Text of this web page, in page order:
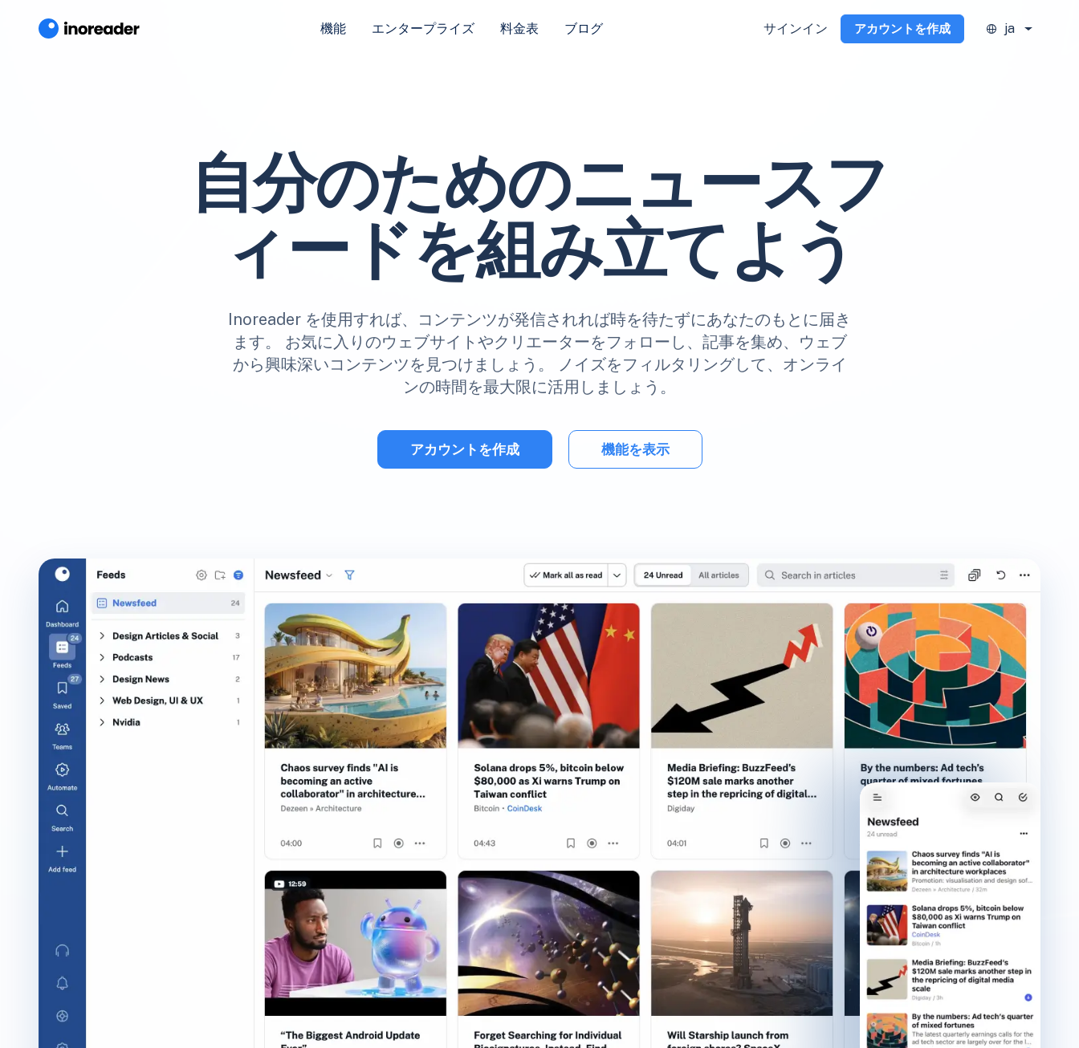
機能 エンタープライズ 料金表 ブログ サインイン アカウントを作成 ja
自分のためのニュースフ
ィードを組み立てよう
Inoreader を使用すれば、コンテンツが発信されれば時を待たずにあなたのもとに届き
ます。 お気に入りのウェブサイトやクリエーターをフォローし、記事を集め、ウェブ
から興味深いコンテンツを見つけましょう。 ノイズをフィルタリングして、オンライ
ンの時間を最大限に活用しましょう。
アカウントを作成 機能を表示